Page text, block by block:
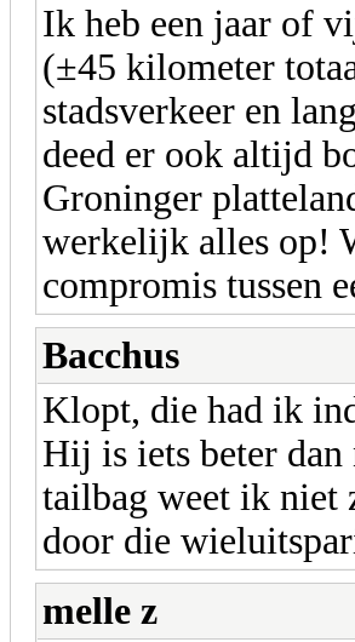
Ik heb een jaar of
(±45 kilometer
stadsverkeer en
deed er ook altijd
Groninger
werkelijk alles op!
compromis tussen
Bacchus
Klopt, die had ik
Hij is iets beter
tailbag weet ik niet
door die
melle z